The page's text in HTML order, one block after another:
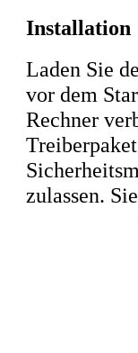
Installation
Laden Sie
vor dem
Rechner
zulassen.